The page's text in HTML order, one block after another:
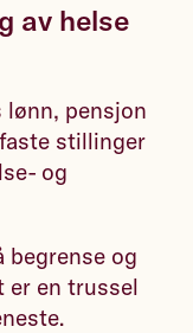
av helse
lønn, pensjon
stillinger
og
begrense og
er en trussel